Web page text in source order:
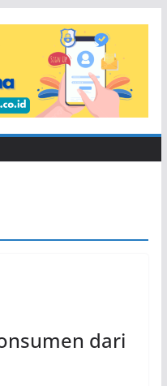
dari